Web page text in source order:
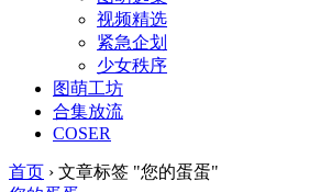
视频精选
紧急企划
少女秩序
图萌工坊
合集放流
COSER
首页 › 文章标签 "您的蛋蛋"